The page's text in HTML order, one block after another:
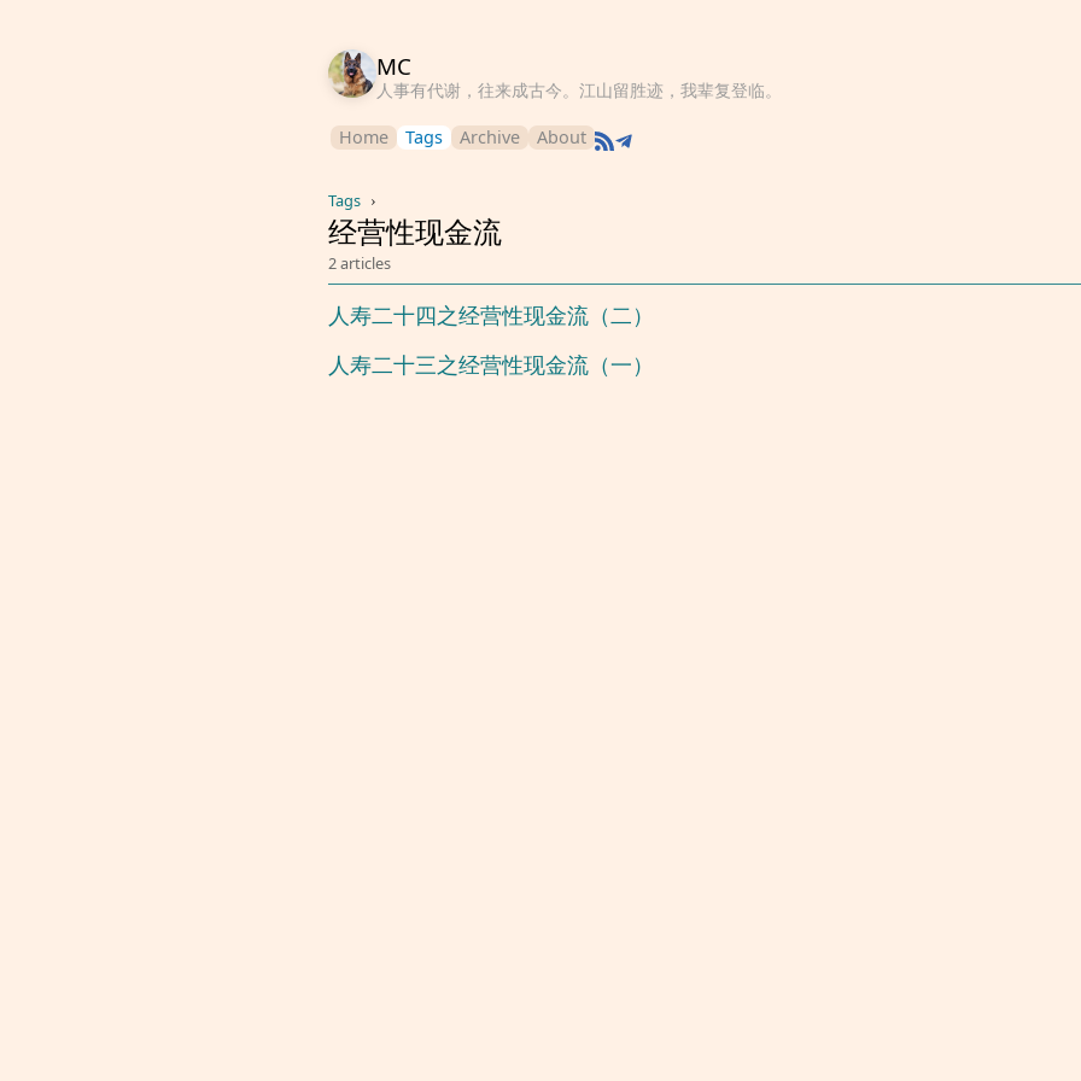
MC
人事有代谢，往来成古今。江山留胜迹，我辈复登临。
Home Tags Archive About
Tags ›
经营性现金流
2 articles
人寿二十四之经营性现金流（二）
人寿二十三之经营性现金流（一）